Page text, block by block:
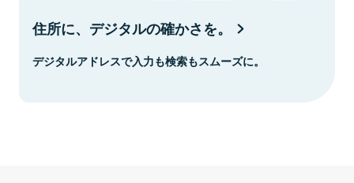
住所に、デジタルの確かさを。
デジタルアドレスで入力も検索もスムーズに。